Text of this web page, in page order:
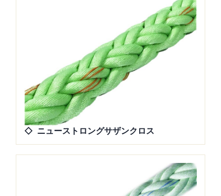
ニューストロングサザンクロス